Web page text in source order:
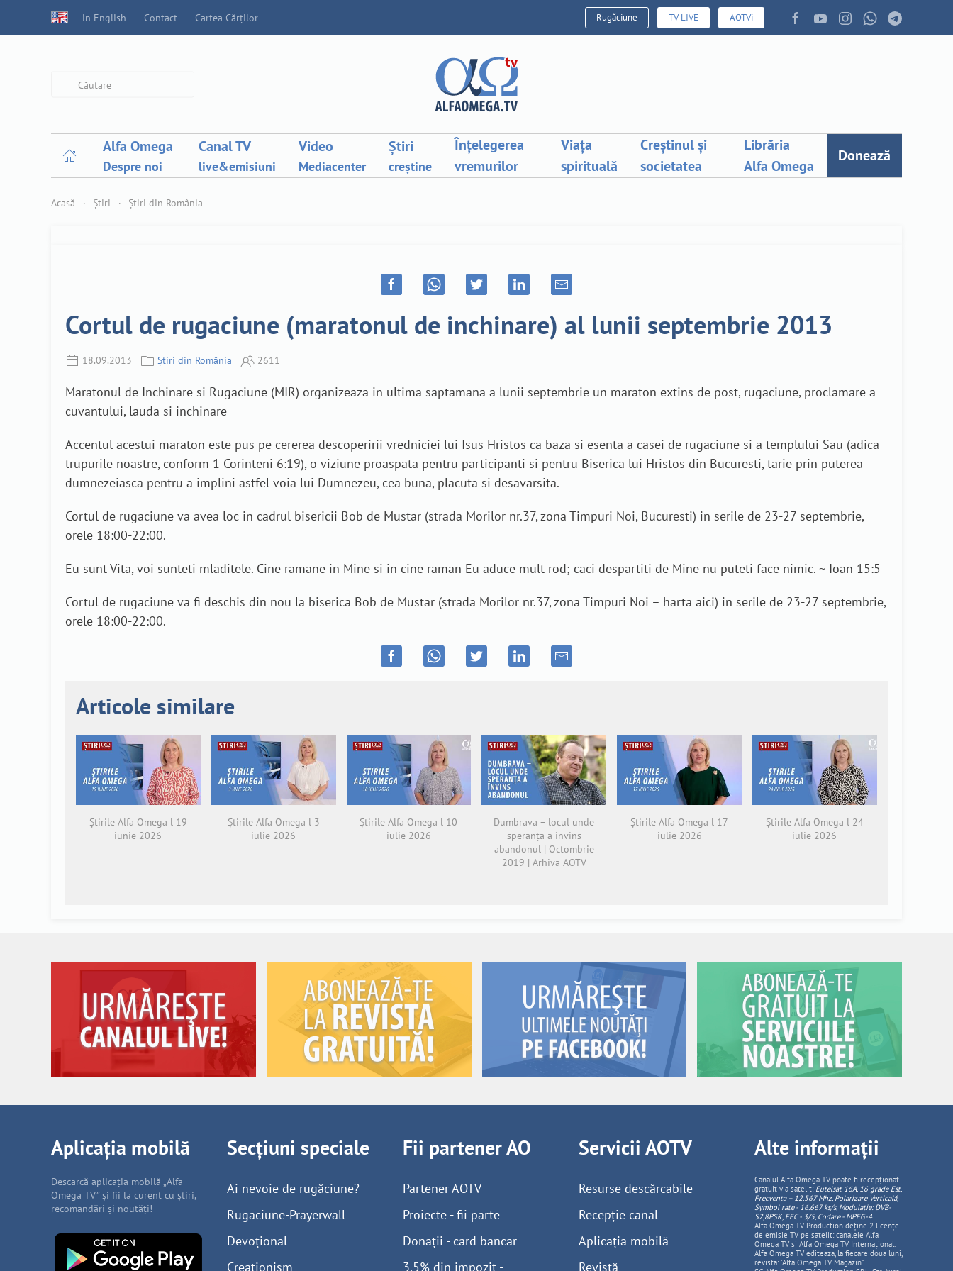
in English Contact Cartea Cărților Rugăciune TV LIVE AOTVi
Alfa Omega
Despre noi
Canal TV
live&emisiuni
Video
Mediacenter
Știri
creștine
Înțelegerea
vremurilor
Viața
spirituală
Creștinul și
societatea
Librăria
Alfa Omega
Donează
Acasă Știri Știri din România
Cortul de rugaciune (maratonul de inchinare) al lunii septembrie 2013
18.09.2013 Știri din România 2611
Maratonul de Inchinare si Rugaciune (MIR) organizeaza in ultima saptamana a lunii septembrie un maraton extins de post, rugaciune, proclamare a
cuvantului, lauda si inchinare
Accentul acestui maraton este pus pe cererea descoperirii vredniciei lui Isus Hristos ca baza si esenta a casei de rugaciune si a templului Sau (adica
trupurile noastre, conform 1 Corinteni 6:19), o viziune proaspata pentru participanti si pentru Biserica lui Hristos din Bucuresti, tarie prin puterea
dumnezeiasca pentru a implini astfel voia lui Dumnezeu, cea buna, placuta si desavarsita.
Cortul de rugaciune va avea loc in cadrul bisericii Bob de Mustar (strada Morilor nr.37, zona Timpuri Noi, Bucuresti) in serile de 23-27 septembrie,
orele 18:00-22:00.
Eu sunt Vita, voi sunteti mladitele. Cine ramane in Mine si in cine raman Eu aduce mult rod; caci despartiti de Mine nu puteti face nimic. ~ Ioan 15:5
Cortul de rugaciune va fi deschis din nou la biserica Bob de Mustar (strada Morilor nr.37, zona Timpuri Noi – harta aici) in serile de 23-27 septembrie,
orele 18:00-22:00.
Articole similare
Știrile Alfa Omega l 19
iunie 2026
Știrile Alfa Omega l 3
iulie 2026
Știrile Alfa Omega l 10
iulie 2026
Dumbrava – locul unde
speranța a învins
abandonul | Octombrie
2019 | Arhiva AOTV
Știrile Alfa Omega l 17
iulie 2026
Știrile Alfa Omega l 24
iulie 2026
Aplicația mobilă
Descarcă aplicația mobilă „Alfa
Omega TV” și fii la curent cu știri,
recomandări și noutăți!
Secțiuni speciale
Ai nevoie de rugăciune?
Rugaciune-Prayerwall
Devoțional
Creaționism
Fii partener AO
Partener AOTV
Proiecte - fii parte
Donații - card bancar
3,5% din impozit -
Servicii AOTV
Resurse descărcabile
Recepție canal
Aplicația mobilă
Revistă
Alte informații
Canalul Alfa Omega TV poate fi recepționat
gratuit via satelit: Eutelsat 16A, 16 grade Est,
Frecventa – 12.567 Mhz, PolarizareVerticală,
Symbol rate - 16.667 ks/s, Modulație: DVB-
S2,8PSK, FEC - 3/5, Codare - MPEG-4.
Alfa Omega TV Production deține 2 licențe
de emisie TV pe satelit: canalele Alfa
Omega TV și Alfa Omega TV Internațional.
Alfa Omega TV editeaza, la fiecare doua luni,
revista: "Alfa Omega TV Magazin".